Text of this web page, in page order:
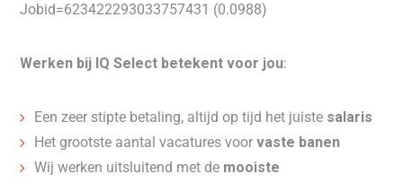
Jobid=623422293033757431 (0.0988)
Werken bij IQ Select betekent voor jou:
Een zeer stipte betaling, altijd op tijd het juiste salaris
Het grootste aantal vacatures voorvaste banen
Wij werken uitsluitend met de mooiste